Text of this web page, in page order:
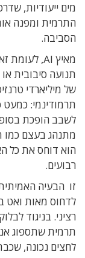
מים ייעודיות,
התרמית ומפנה
הסביבה.
מאיץ AI, לעומת
תנועה סיבובית
של מיליארדי
תרמודינמי: כמעט
לשבב הופכת
מתנהג
הוא דוחס את כל
רבועים.
זו הבעיה
לדחוס מאות ואט
רציני. בניגוד
תרמית שתספוג
לחצים נכונה,